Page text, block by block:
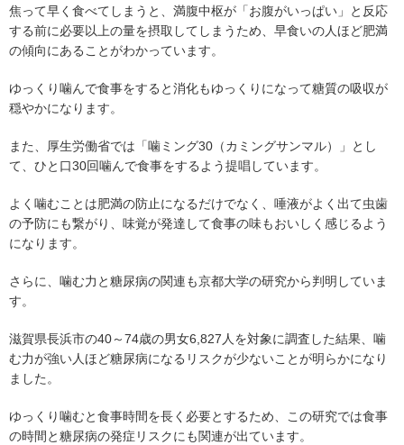
焦って早く食べてしまうと、満腹中枢が「お腹がいっぱい」と反応
する前に必要以上の量を摂取してしまうため、早食いの人ほど肥満
の傾向にあることがわかっています。
ゆっくり噛んで食事をすると消化もゆっくりになって糖質の吸収が
穏やかになります。
また、厚生労働省では「噛ミング30（カミングサンマル）」とし
て、ひと口30回噛んで食事をするよう提唱しています。
よく噛むことは肥満の防止になるだけでなく、唾液がよく出て虫歯
の予防にも繋がり、味覚が発達して食事の味もおいしく感じるよう
になります。
さらに、噛む力と糖尿病の関連も京都大学の研究から判明していま
す。
滋賀県長浜市の40～74歳の男女6,827人を対象に調査した結果、噛
む力が強い人ほど糖尿病になるリスクが少ないことが明らかになり
ました。
ゆっくり噛むと食事時間を長く必要とするため、この研究では食事
の時間と糖尿病の発症リスクにも関連が出ています。